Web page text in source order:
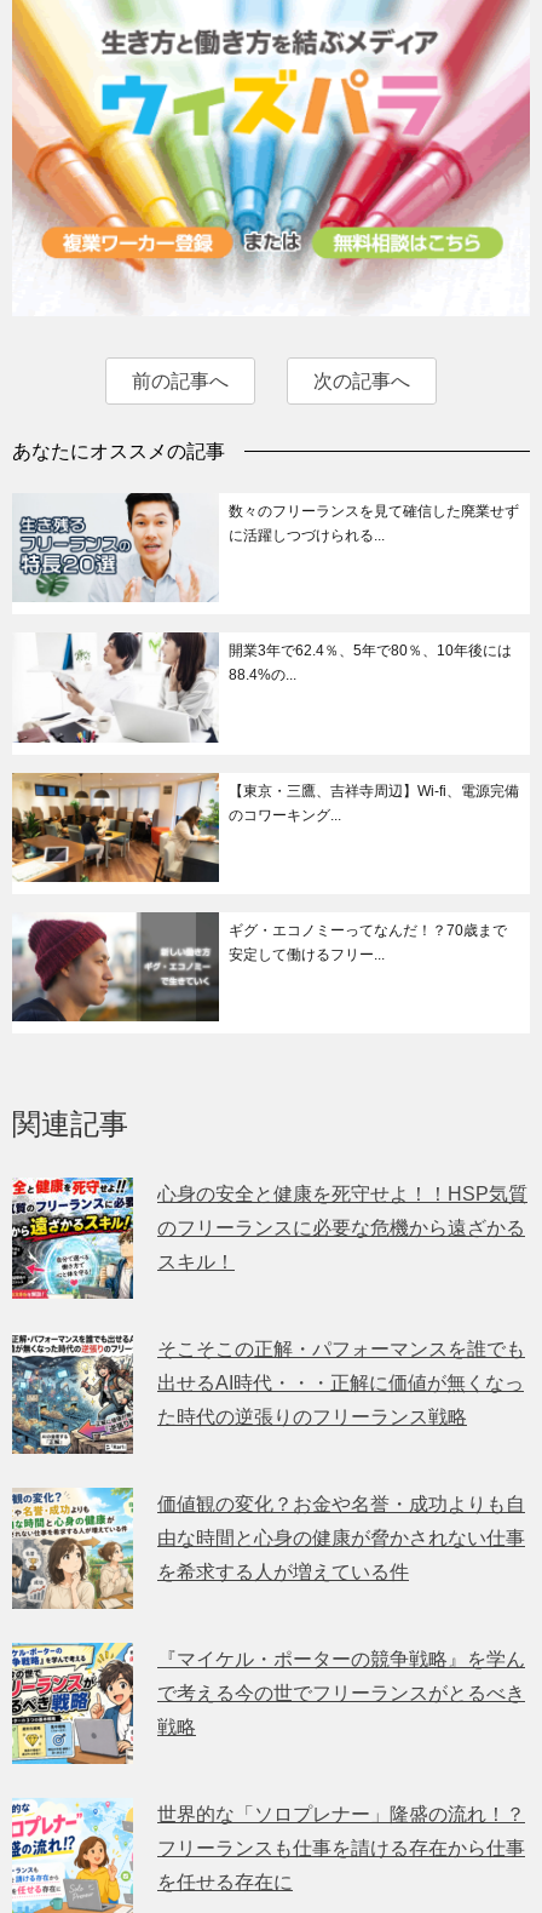
前の記事へ 次の記事へ
あなたにオススメの記事
数々のフリーランスを見て確信した廃業せず
に活躍しつづけられる...
開業3年で62.4％、5年で80％、10年後には
88.4%の...
【東京・三鷹、吉祥寺周辺】Wi-fi、電源完備
のコワーキング...
ギグ・エコノミーってなんだ！？70歳まで
安定して働けるフリー...
関連記事
心身の安全と健康を死守せよ！！HSP気質
のフリーランスに必要な危機から遠ざかる
スキル！
そこそこの正解・パフォーマンスを誰でも
出せるAI時代・・・正解に価値が無くなっ
た時代の逆張りのフリーランス戦略
価値観の変化？お金や名誉・成功よりも自
由な時間と心身の健康が脅かされない仕事
を希求する人が増えている件
『マイケル・ポーターの競争戦略』を学ん
で考える今の世でフリーランスがとるべき
戦略
世界的な「ソロプレナー」隆盛の流れ！？
フリーランスも仕事を請ける存在から仕事
を任せる存在に